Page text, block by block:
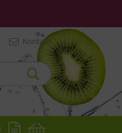
Kontakt